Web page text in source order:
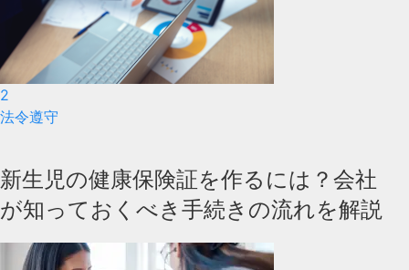
2
法令遵守
新生児の健康保険証を作るには？会社
が知っておくべき手続きの流れを解説